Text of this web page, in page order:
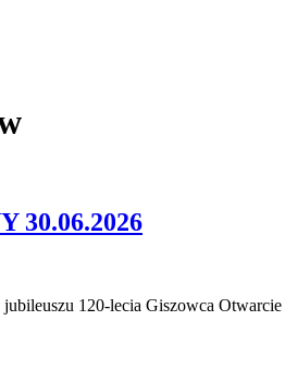
30.06.2026
120-lecia Giszowca